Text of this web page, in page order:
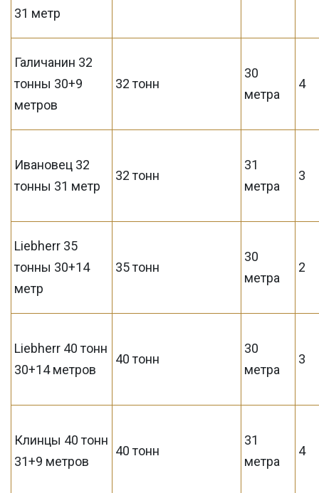
31 метр
Галичанин 32
тонны 30+9
метров
32 тонн
30
метра
4
Ивановец 32
тонны 31 метр
32 тонн
31
метра
3
Liebherr 35
тонны 30+14
метр
35 тонн
30
метра
2
Liebherr 40 тонн
30+14 метров
40 тонн
30
метра
3
Клинцы 40 тонн
31+9 метров
40 тонн
31
метра
4